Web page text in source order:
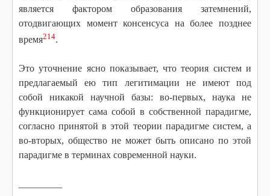
является фактором образования затемнений,
отодвигающих момент консенсуса на более позднее
время214.
Это уточнение ясно показывает, что теория систем и
предлагаемый ею тип легитимации не имеют под
собой никакой научной базы: во-первых, наука не
функционирует сама собой в собственной парадигме,
согласно принятой в этой теории парадигме систем, а
во-вторых, общество не может быть описано по этой
парадигме в терминах современной науки.